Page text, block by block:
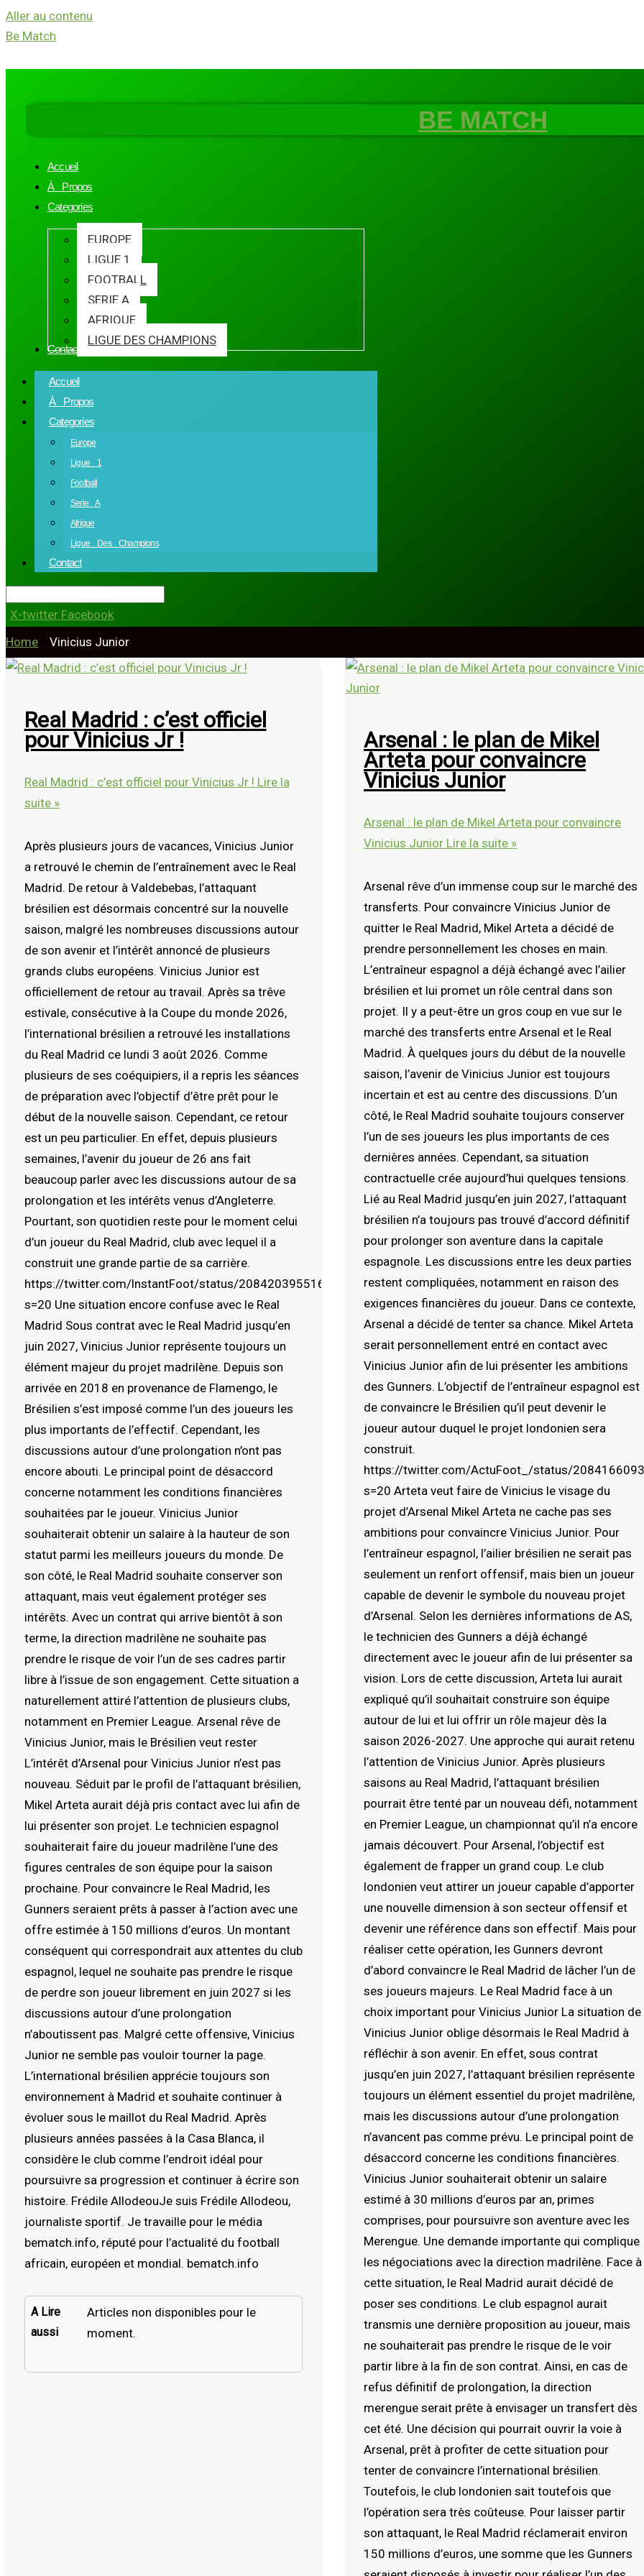
Aller au contenu
Be Match
BE MATCH
Accueil
À Propos
Categories
EUROPE
LIGUE 1
FOOTBALL
SERIE A
AFRIQUE
LIGUE DES CHAMPIONS
Contact
Accueil
À Propos
Categories
Europe
Ligue 1
Football
Serie A
Afrique
Ligue Des Champions
Contact
X-twitter Facebook
Home
Vinicius Junior
Real Madrid : c’est officiel
pour Vinicius Jr !
Real Madrid : c’est officiel pour Vinicius Jr ! Lire la
suite »
Après plusieurs jours de vacances, Vinicius Junior
a retrouvé le chemin de l’entraînement avec le Real
Madrid. De retour à Valdebebas, l’attaquant
brésilien est désormais concentré sur la nouvelle
saison, malgré les nombreuses discussions autour
de son avenir et l’intérêt annoncé de plusieurs
grands clubs européens. Vinicius Junior est
officiellement de retour au travail. Après sa trêve
estivale, consécutive à la Coupe du monde 2026,
l’international brésilien a retrouvé les installations
du Real Madrid ce lundi 3 août 2026. Comme
plusieurs de ses coéquipiers, il a repris les séances
de préparation avec l’objectif d’être prêt pour le
début de la nouvelle saison. Cependant, ce retour
est un peu particulier. En effet, depuis plusieurs
semaines, l’avenir du joueur de 26 ans fait
beaucoup parler avec les discussions autour de sa
prolongation et les intérêts venus d’Angleterre.
Pourtant, son quotidien reste pour le moment celui
d’un joueur du Real Madrid, club avec lequel il a
construit une grande partie de sa carrière.
https://twitter.com/lnstantFoot/status/2084203955165225205?
s=20 Une situation encore confuse avec le Real
Madrid Sous contrat avec le Real Madrid jusqu’en
juin 2027, Vinicius Junior représente toujours un
élément majeur du projet madrilène. Depuis son
arrivée en 2018 en provenance de Flamengo, le
Brésilien s’est imposé comme l’un des joueurs les
plus importants de l’effectif. Cependant, les
discussions autour d’une prolongation n’ont pas
encore abouti. Le principal point de désaccord
concerne notamment les conditions financières
souhaitées par le joueur. Vinicius Junior
souhaiterait obtenir un salaire à la hauteur de son
statut parmi les meilleurs joueurs du monde. De
son côté, le Real Madrid souhaite conserver son
attaquant, mais veut également protéger ses
intérêts. Avec un contrat qui arrive bientôt à son
terme, la direction madrilène ne souhaite pas
prendre le risque de voir l’un de ses cadres partir
libre à l’issue de son engagement. Cette situation a
naturellement attiré l’attention de plusieurs clubs,
notamment en Premier League. Arsenal rêve de
Vinicius Junior, mais le Brésilien veut rester
L’intérêt d’Arsenal pour Vinicius Junior n’est pas
nouveau. Séduit par le profil de l’attaquant brésilien,
Mikel Arteta aurait déjà pris contact avec lui afin de
lui présenter son projet. Le technicien espagnol
souhaiterait faire du joueur madrilène l’une des
figures centrales de son équipe pour la saison
prochaine. Pour convaincre le Real Madrid, les
Gunners seraient prêts à passer à l’action avec une
offre estimée à 150 millions d’euros. Un montant
conséquent qui correspondrait aux attentes du club
espagnol, lequel ne souhaite pas prendre le risque
de perdre son joueur librement en juin 2027 si les
discussions autour d’une prolongation
n’aboutissent pas. Malgré cette offensive, Vinicius
Junior ne semble pas vouloir tourner la page.
L’international brésilien apprécie toujours son
environnement à Madrid et souhaite continuer à
évoluer sous le maillot du Real Madrid. Après
plusieurs années passées à la Casa Blanca, il
considère le club comme l’endroit idéal pour
poursuivre sa progression et continuer à écrire son
histoire. Frédile AllodeouJe suis Frédile Allodeou,
journaliste sportif. Je travaille pour le média
bematch.info, réputé pour l’actualité du football
africain, européen et mondial. bematch.info
A Lire
aussi
Articles non disponibles pour le
moment.
Arsenal : le plan de Mikel
Arteta pour convaincre
Vinicius Junior
Arsenal : le plan de Mikel Arteta pour convaincre
Vinicius Junior Lire la suite »
Arsenal rêve d’un immense coup sur le marché des
transferts. Pour convaincre Vinicius Junior de
quitter le Real Madrid, Mikel Arteta a décidé de
prendre personnellement les choses en main.
L’entraîneur espagnol a déjà échangé avec l’ailier
brésilien et lui promet un rôle central dans son
projet. Il y a peut-être un gros coup en vue sur le
marché des transferts entre Arsenal et le Real
Madrid. À quelques jours du début de la nouvelle
saison, l’avenir de Vinicius Junior est toujours
incertain et est au centre des discussions. D’un
côté, le Real Madrid souhaite toujours conserver
l’un de ses joueurs les plus importants de ces
dernières années. Cependant, sa situation
contractuelle crée aujourd’hui quelques tensions.
Lié au Real Madrid jusqu’en juin 2027, l’attaquant
brésilien n’a toujours pas trouvé d’accord définitif
pour prolonger son aventure dans la capitale
espagnole. Les discussions entre les deux parties
restent compliquées, notamment en raison des
exigences financières du joueur. Dans ce contexte,
Arsenal a décidé de tenter sa chance. Mikel Arteta
serait personnellement entré en contact avec
Vinicius Junior afin de lui présenter les ambitions
des Gunners. L’objectif de l’entraîneur espagnol est
de convaincre le Brésilien qu’il peut devenir le
joueur autour duquel le projet londonien sera
construit.
https://twitter.com/ActuFoot_/status/
s=20 Arteta veut faire de Vinicius le visage du
projet d’Arsenal Mikel Arteta ne cache pas ses
ambitions pour convaincre Vinicius Junior. Pour
l’entraîneur espagnol, l’ailier brésilien ne serait pas
seulement un renfort offensif, mais bien un joueur
capable de devenir le symbole du nouveau projet
d’Arsenal. Selon les dernières informations de AS,
le technicien des Gunners a déjà échangé
directement avec le joueur afin de lui présenter sa
vision. Lors de cette discussion, Arteta lui aurait
expliqué qu’il souhaitait construire son équipe
autour de lui et lui offrir un rôle majeur dès la
saison 2026-2027. Une approche qui aurait retenu
l’attention de Vinicius Junior. Après plusieurs
saisons au Real Madrid, l’attaquant brésilien
pourrait être tenté par un nouveau défi, notamment
en Premier League, un championnat qu’il n’a encore
jamais découvert. Pour Arsenal, l’objectif est
également de frapper un grand coup. Le club
londonien veut attirer un joueur capable d’apporter
une nouvelle dimension à son secteur offensif et
devenir une référence dans son effectif. Mais pour
réaliser cette opération, les Gunners devront
d’abord convaincre le Real Madrid de lâcher l’un de
ses joueurs majeurs. Le Real Madrid face à un
choix important pour Vinicius Junior La situation de
Vinicius Junior oblige désormais le Real Madrid à
réfléchir à son avenir. En effet, sous contrat
jusqu’en juin 2027, l’attaquant brésilien représente
toujours un élément essentiel du projet madrilène,
mais les discussions autour d’une prolongation
n’avancent pas comme prévu. Le principal point de
désaccord concerne les conditions financières.
Vinicius Junior souhaiterait obtenir un salaire
estimé à 30 millions d’euros par an, primes
comprises, pour poursuivre son aventure avec les
Merengue. Une demande importante qui complique
les négociations avec la direction madrilène. Face à
cette situation, le Real Madrid aurait décidé de
poser ses conditions. Le club espagnol aurait
transmis une dernière proposition au joueur, mais
ne souhaiterait pas prendre le risque de le voir
partir libre à la fin de son contrat. Ainsi, en cas de
refus définitif de prolongation, la direction
merengue serait prête à envisager un transfert dès
cet été. Une décision qui pourrait ouvrir la voie à
Arsenal, prêt à profiter de cette situation pour
tenter de convaincre l’international brésilien.
Toutefois, le club londonien sait toutefois que
l’opération sera très coûteuse. Pour laisser partir
son attaquant, le Real Madrid réclamerait environ
150 millions d’euros, une somme que les Gunners